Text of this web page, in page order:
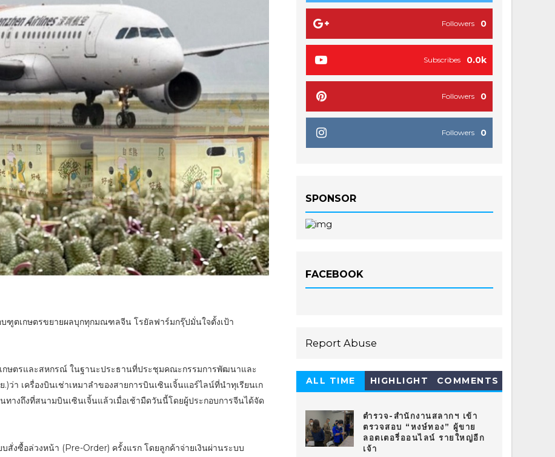
ฑูตเกษตรขยายผลบุกทุกมณฑลจีน โรยัลฟาร์มกรุ๊ปมั่นใจตั้งเป้า
กษตรและสหกรณ์ ในฐานะประธานที่ประชุมคณะกรรมการพัฒนาและ
ว่า เครื่องบินเช่าเหมาลำของสายการบินเซินเจิ้นแอร์ไลน์ที่นำทุเรียนเก
างถึงที่สนามบินเซินเจิ้นแล้วเมื่อเช้ามืดวันนี้โดยผู้ประกอบการจีนได้จัด
สั่งซื้อล่วงหน้า (Pre-Order) ครั้งแรก โดยลูกค้าจ่ายเงินผ่านระบบ
0
Followers
0.0k
Subscribes
0
Followers
0
Followers
SPONSOR
FACEBOOK
Report Abuse
ALL TIME
HIGHLIGHT COMMENTS
ตำรวจ-สำนักงานสลากฯ เข้า
ตรวจสอบ “หงษ์ทอง” ผู้ขาย
ลอตเตอรี่ออนไลน์ รายใหญ่อีก
เจ้า